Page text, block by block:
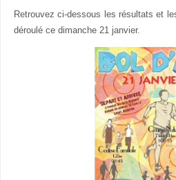
Retrouvez ci-dessous les résultats et
déroulé ce dimanche 21 janvier.